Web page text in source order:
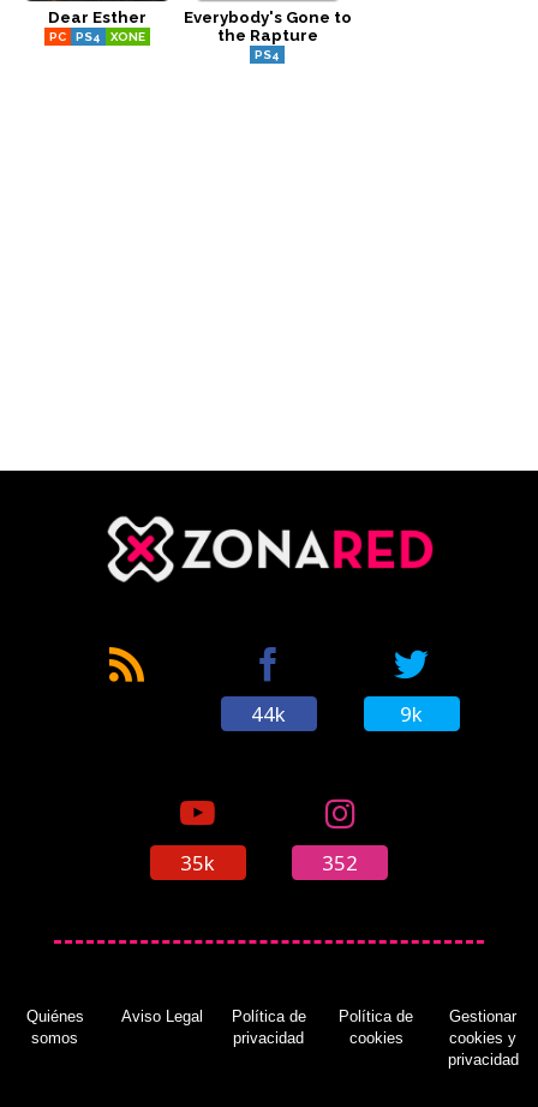
Dear Esther
PC PS4 XONE
Everybody's Gone to
the Rapture
PS4
44k 9k
35k 352
Quiénes
somos
Aviso Legal
Política de
privacidad
Política de
cookies
Gestionar
cookies y
privacidad